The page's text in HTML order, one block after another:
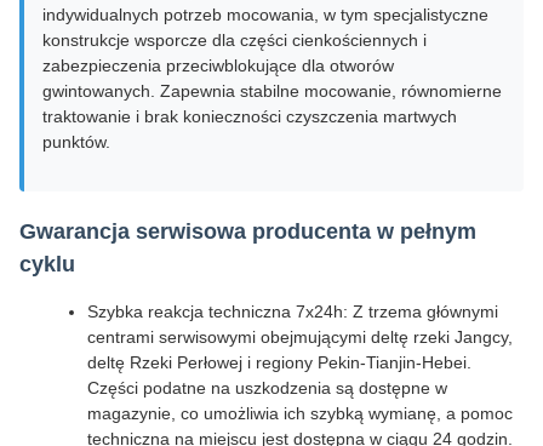
indywidualnych potrzeb mocowania, w tym specjalistyczne
konstrukcje wsporcze dla części cienkościennych i
zabezpieczenia przeciwblokujące dla otworów
gwintowanych. Zapewnia stabilne mocowanie, równomierne
traktowanie i brak konieczności czyszczenia martwych
punktów.
Gwarancja serwisowa producenta w pełnym
cyklu
Szybka reakcja techniczna 7x24h: Z trzema głównymi
centrami serwisowymi obejmującymi deltę rzeki Jangcy,
deltę Rzeki Perłowej i regiony Pekin-Tianjin-Hebei.
Części podatne na uszkodzenia są dostępne w
magazynie, co umożliwia ich szybką wymianę, a pomoc
techniczna na miejscu jest dostępna w ciągu 24 godzin.